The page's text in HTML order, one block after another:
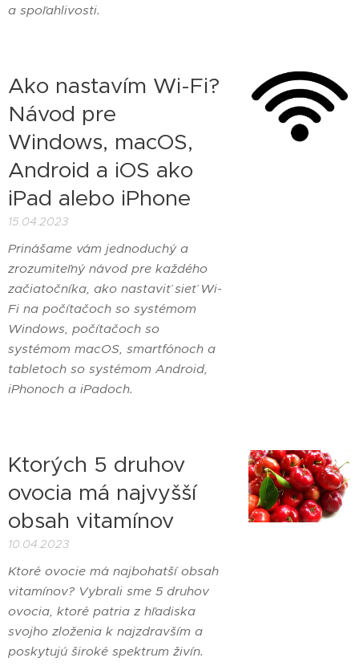
a spoľahlivosti.
Ako nastavím Wi-Fi?
Návod pre
Windows, macOS,
Android a iOS ako
iPad alebo iPhone
15.04.2023
Prinášame vám jednoduchý a
zrozumiteľný návod pre každého
začiatočníka, ako nastaviť sieť Wi-
Fi na počítačoch so systémom
Windows, počítačoch so
systémom macOS, smartfónoch a
tabletoch so systémom Android,
iPhonoch a iPadoch.
Ktorých 5 druhov
ovocia má najvyšší
obsah vitamínov
10.04.2023
Ktoré ovocie má najbohatší obsah
vitamínov? Vybrali sme 5 druhov
ovocia, ktoré patria z hľadiska
svojho zloženia k najzdravším a
poskytujú široké spektrum živín.